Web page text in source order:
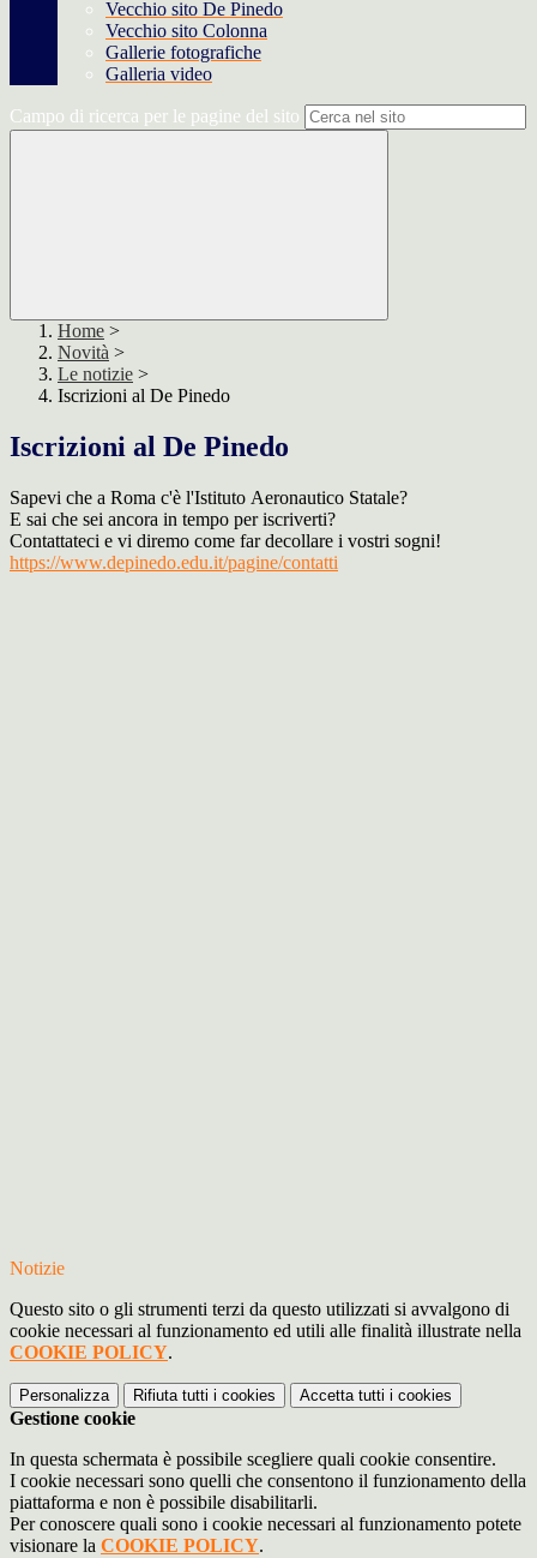
Vecchio sito De Pinedo
Vecchio sito Colonna
Gallerie fotografiche
Galleria video
Campo di ricerca per le pagine del sito
Home >
Novità >
Le notizie >
Iscrizioni al De Pinedo
Iscrizioni al De Pinedo
Sapevi che a Roma c'è l'Istituto Aeronautico Statale?
E sai che sei ancora in tempo per iscriverti?
Contattateci e vi diremo come far decollare i vostri sogni!
https://www.depinedo.edu.it/pagine/contatti
Notizie
Questo sito o gli strumenti terzi da questo utilizzati si avvalgono di
cookie necessari al funzionamento ed utili alle finalità illustrate nella
COOKIE POLICY.
Personalizza Rifiuta tutti i cookies Accetta tutti i cookies
Gestione cookie
In questa schermata è possibile scegliere quali cookie consentire.
I cookie necessari sono quelli che consentono il funzionamento della
piattaforma e non è possibile disabilitarli.
Per conoscere quali sono i cookie necessari al funzionamento potete
visionare la COOKIE POLICY.